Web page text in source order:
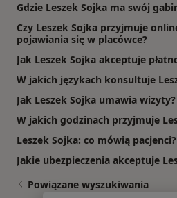
Gdzie Leszek Sojka ma swój
Czy Leszek Sojka przyjmuje
pojawiania się w placówce?
Jak Leszek Sojka akceptuje
W jakich językach konsultuje
Jak Leszek Sojka umawia wizyty?
W jakich godzinach przyjmuje
Leszek Sojka: co mówią pacjenci?
Jakie ubezpieczenia akceptuje
Powiązane wyszukiwania